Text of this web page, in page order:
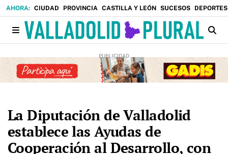
CIUDAD PROVINCIA CASTILLA Y LEÓN SUCESOS DEPORTES
La Diputación de Valladolid
establece las Ayudas de
Cooperación al Desarrollo, con